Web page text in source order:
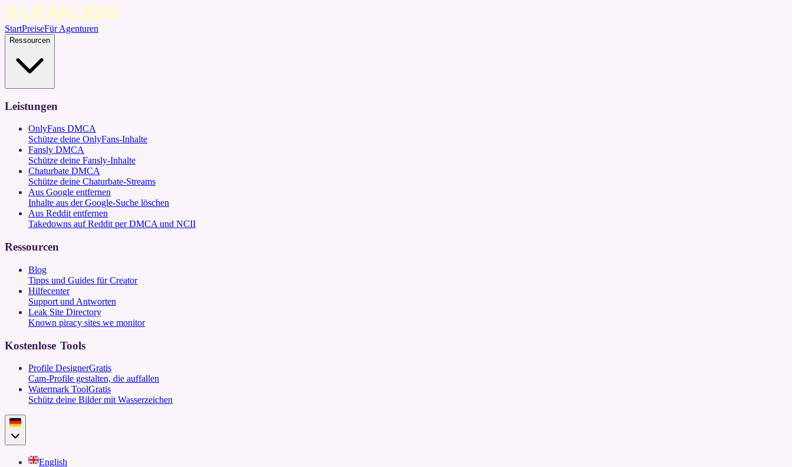
StartPreiseFür Agenturen
Ressourcen
Leistungen
OnlyFans DMCA
Schütze deine OnlyFans-Inhalte
Fansly DMCA
Schütze deine Fansly-Inhalte
Chaturbate DMCA
Schütze deine Chaturbate-Streams
Aus Google entfernen
Inhalte aus der Google-Suche löschen
Aus Reddit entfernen
Takedowns auf Reddit per DMCA und NCII
Ressourcen
Blog
Tipps und Guides für Creator
Hilfecenter
Support und Antworten
Leak Site Directory
Known piracy sites we monitor
Kostenlose Tools
Profile DesignerGratis
Cam-Profile gestalten, die auffallen
Watermark ToolGratis
Schütz deine Bilder mit Wasserzeichen
English